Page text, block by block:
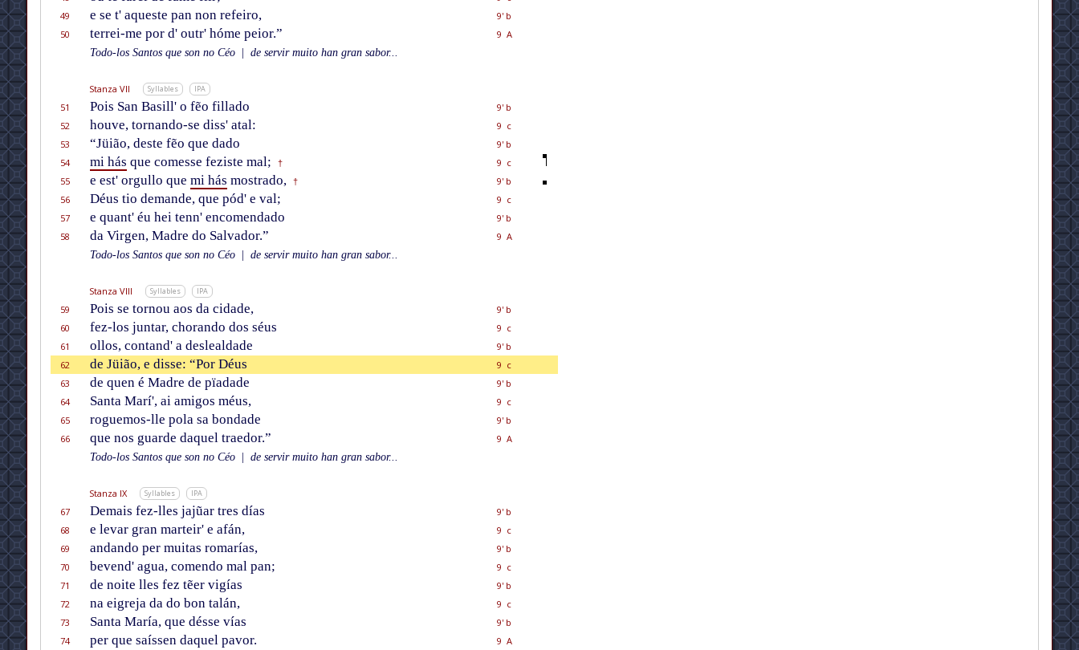
49
e se t' aqueste pan non refeiro,
9' b
50
terrei-me por d' outr' hóme peior.”
9 A
Todo-los Santos que son no Céo
de servir muito han gran sabor...
Stanza VII Syllables IPA
51 Pois San Basill' o fẽo fillado
9' b
52
houve, tornando-se diss' atal:
9 c
53
“Jüião, deste fẽo que dado
9' b
54
mi hás que comesse feziste mal; †
9 c
55
e est' orgullo que mi hás mostrado, †
9' b
56
Déus tio demande, que pód' e val;
9 c
57
e quant' éu hei tenn' encomendado
9' b
58
da Virgen, Madre do Salvador.”
9 A
Todo-los Santos que son no Céo
de servir muito han gran sabor...
Stanza VIII Syllables IPA
59 Pois se tornou aos da cidade,
9' b
60
fez-los juntar, chorando dos séus
9 c
61
ollos, contand' a deslealdade
9' b
62
de Jüião, e disse: “Por Déus
9 c
63
de quen é Madre de pïadade
9' b
64
Santa Marí', ai amigos méus,
9 c
65
roguemos-lle pola sa bondade
9' b
66
que nos guarde daquel traedor.”
9 A
Todo-los Santos que son no Céo
de servir muito han gran sabor...
Stanza IX Syllables IPA
67 Demais fez-lles jajũar tres días
9' b
68
e levar gran marteir' e afán,
9 c
69
andando per muitas romarías,
9' b
70
bevend' agua, comendo mal pan;
9 c
71
de noite lles fez tẽer vigías
9' b
72
na eigreja da do bon talán,
9 c
73
Santa María, que désse vías
9' b
74
per que saíssen daquel pavor.
9 A